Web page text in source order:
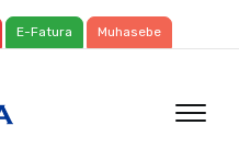
E-Fatura Muhasebe